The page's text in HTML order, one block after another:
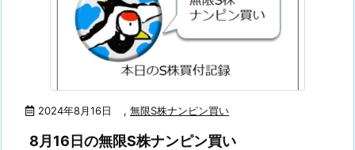
2024年8月16日 , 無限S株ナンピン買い
8月16日の無限S株ナンピン買い